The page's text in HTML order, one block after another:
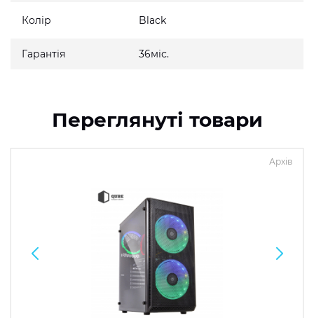
Колір Black
Гарантія 36міс.
Переглянуті товари
Архів